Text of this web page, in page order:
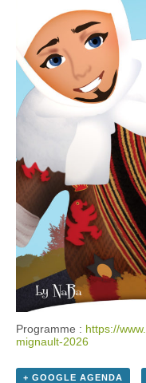
Programme : https://
mignault-2026
+ GOOGLE AGENDA